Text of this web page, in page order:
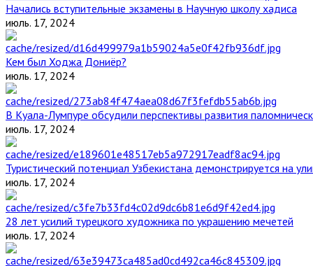
Начались вступительные экзамены в Научную школу хадиса
июль. 17, 2024
Кем был Ходжа Дониёр?
июль. 17, 2024
В Куала-Лумпуре обсудили перспективы развития
июль. 17, 2024
Туристический потенциал Узбекистана демонстрируется на
июль. 17, 2024
28 лет усилий турецкого художника по украшению мечетей
июль. 17, 2024